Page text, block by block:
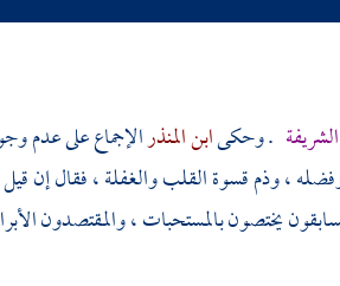
. وحكىابن المنذرالإجماع على عدم
، وذم قسوة القلب والغفلة ، فقال إن
يختصون بالمستحبات ، والمقتصدون